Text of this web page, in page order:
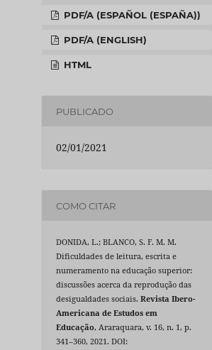
PDF/A (ESPAÑOL (ESPAÑA))
PDF/A (ENGLISH)
HTML
PUBLICADO
02/01/2021
COMO CITAR
DONIDA, L.; BLANCO, S. F. M. M.
Dificuldades de leitura, escrita e
numeramento na educação superior:
discussões acerca da reprodução das
desigualdades sociais.Revista Ibero-
Americana de Estudos em
Educação, Araraquara, v. 16, n. 1, p.
341–360, 2021. DOI: